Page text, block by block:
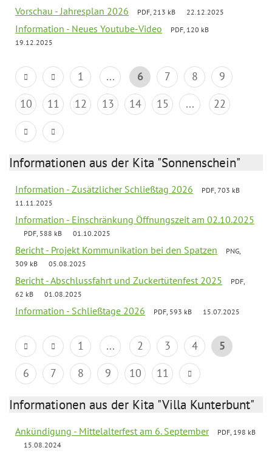
Vorschau - Jahresplan 2026 PDF, 213 kB 22.12.2025
Information - Neues Youtube-Video
PDF, 120 kB
19.12.2025
1 ... 6 7 8
9
10
11 12 13 14 15 ... 22
Informationen aus der Kita "Sonnenschein"
Information - Zusätzlicher Schließtag 2026
PDF, 703 kB
11.11.2025
Information - Einschränkung Öffnungszeit am 02.10.2025
PDF, 588 kB 01.10.2025
Bericht - Projekt Kommunikation bei den Spatzen
PNG,
309 kB
05.08.2025
Bericht - Abschlussfahrt und Zuckertütenfest 2025
PDF,
62 kB
01.08.2025
Information - Schließtage 2026 PDF, 593 kB 15.07.2025
1 ... 2 3 4
5
6
7 8 9 10 11
Informationen aus der Kita "Villa Kunterbunt"
Ankündigung - Mittelalterfest am 6. September
PDF, 198 kB
15.08.2024